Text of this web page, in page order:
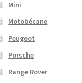
Mini
Motobécane
Peugeot
Porsche
Range Rover